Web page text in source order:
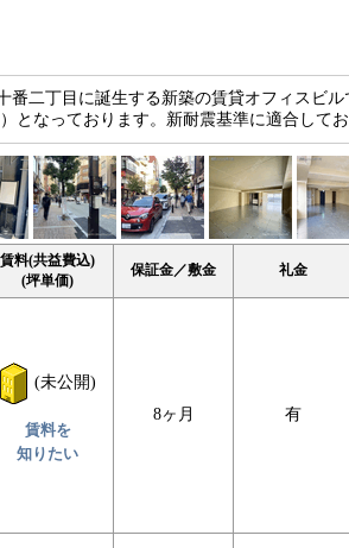
番二丁目に誕生する新築の賃貸オフィスビル
となっております。新耐震基準に適合して
賃料(共益費込)
(坪単価)
保証金／敷金 礼金
(未公開)
賃料を
知りたい
8ヶ月 有